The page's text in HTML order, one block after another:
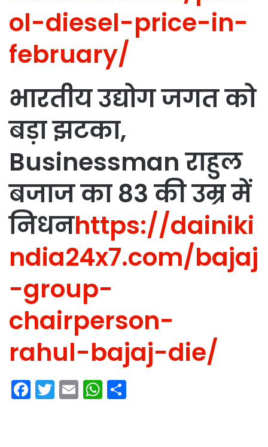
ol-diesel-price-in-
february/
भारतीय उद्योग जगत को
बड़ा झटका,
Businessman राहुल
बजाज का 83 की उम्र में
निधनhttps://dainiki
ndia24x7.com/bajaj
-group-
chairperson-
rahul-bajaj-die/
F
T
E
W